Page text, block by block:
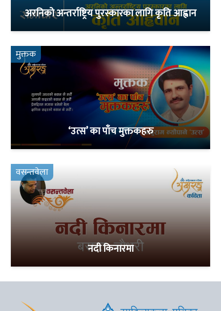
अरनिको अन्तर्राष्ट्रिय पुरस्कारका लागि कृति आह्वान
मुक्तक
‘उत्स’ का पाँच मुक्तकहरु
वसन्तवेला
नदी किनारमा